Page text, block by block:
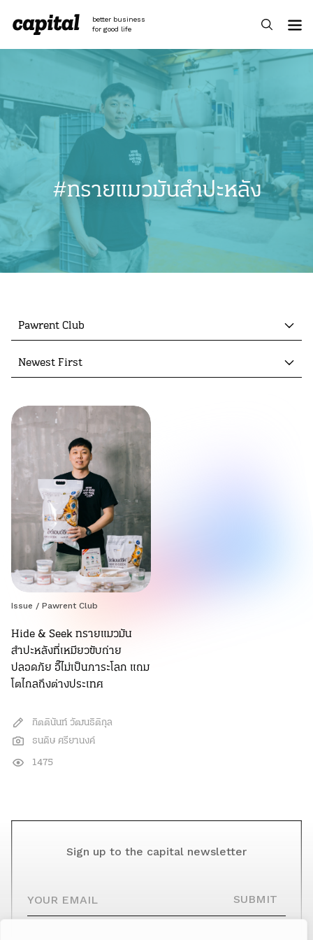
content
better business
for good life
#ทรายแมวมันสำปะหลัง
Pawrent Club
Newest First
Issue / Pawrent Club
Hide & Seek ทรายแมวมัน
สำปะหลังที่เหมียวขับถ่าย
ปลอดภัย อึ๊ไม่เป็นภาระโลก แถม
โตไกลถึงต่างประเทศ
กิตตินันท์ วัฒนธิติกุล
ธนดิษ ศรียานงค์
1475
Sign up to the capital newsletter
SUBMIT